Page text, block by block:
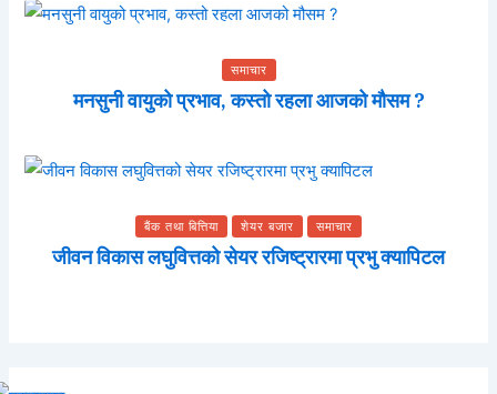
समाचार
मनसुनी वायुको प्रभाव, कस्तो रहला आजको मौसम ?
बैंक तथा बित्तिया शेयर बजार समाचार
जीवन विकास लघुवित्तको सेयर रजिष्ट्रारमा प्रभु क्यापिटल